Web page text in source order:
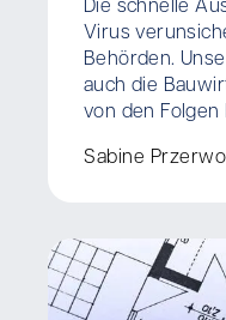
Die schnelle
Virus
Behörden.
auch die
von den Folgen
Sabine